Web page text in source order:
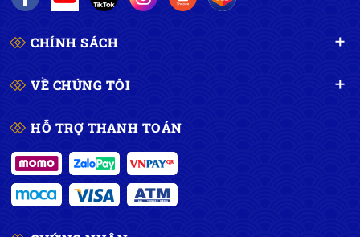
CHÍNH SÁCH
VỀ CHÚNG TÔI
HỖ TRỢ THANH TOÁN